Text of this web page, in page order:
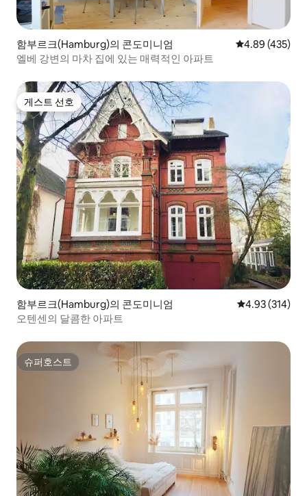
함부르크(Hamburg)의 콘도미니엄 평점 4.89점(5
4.89 (435)
엘베 강변의 마차 집에 있는 매력적인 아파트
게스트 선호
게스트 선호
함부르크(Hamburg)의 콘도미니엄 평점 4.93점(5
4.93 (314)
오텐센의 달콤한 아파트
슈퍼호스트
슈퍼호스트